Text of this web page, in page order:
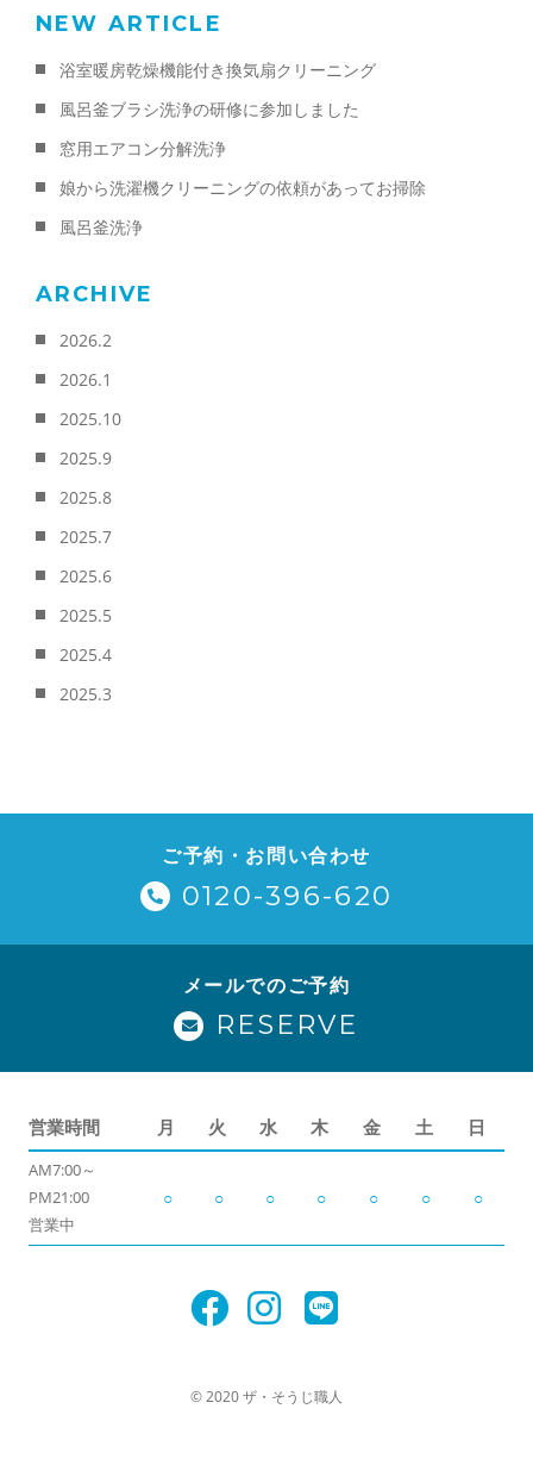
NEW ARTICLE
浴室暖房乾燥機能付き換気扇クリーニング
風呂釜ブラシ洗浄の研修に参加しました
窓用エアコン分解洗浄
娘から洗濯機クリーニングの依頼があってお掃除
風呂釜洗浄
ARCHIVE
2026.2
2026.1
2025.10
2025.9
2025.8
2025.7
2025.6
2025.5
2025.4
2025.3
ご予約・お問い合わせ
0120-396-620
メールでのご予約
RESERVE
営業時間 月 火 水 木 金 土 日
AM7:00～
PM21:00
営業中
○ ○ ○ ○ ○ ○ ○
© 2020 ザ・そうじ職人